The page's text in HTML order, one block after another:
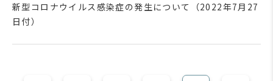
新型コロナウイルス感染症の発生について（2022年7月27
日付）